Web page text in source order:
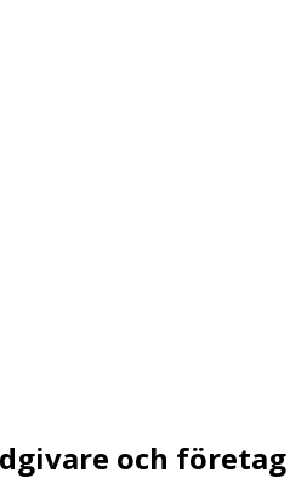
och företag